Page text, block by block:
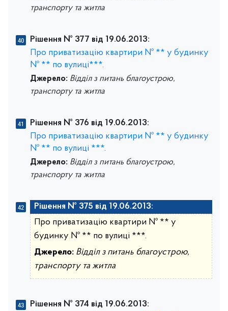
транспорту та житла
Рішення № 377 від 19.06.2013:
Про приватизацію квартири № ** у будинку
№ ** по вулиці***.
Джерело: Відділ з питань благоустрою,
транспорту та житла
Рішення № 376 від 19.06.2013:
Про приватизацію квартири № ** у будинку
№ ** по вулиці ***.
Джерело: Відділ з питань благоустрою,
транспорту та житла
Рішення № 375 від 19.06.2013:
Про приватизацію квартири № ** у
будинку № ** по вулиці ***.
Джерело: Відділ з питань благоустрою,
транспорту та житла
Рішення № 374 від 19.06.2013: